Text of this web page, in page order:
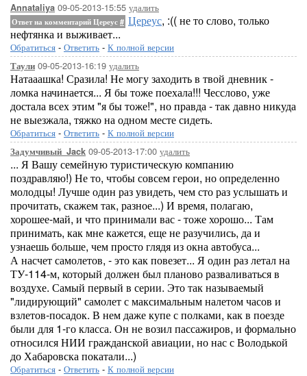
Annataliya 09-05-2013-15:55 удалить
Ответ на комментарий Цереус # Цереус, :(( не то слово, только
нефтянка и выживает...
Обратиться - Ответить - К полной версии
Таули 09-05-2013-16:19 удалить
Натааашка! Сразила! Не могу заходить в твой дневник -
ломка начинается... Я бы тоже поехала!!! Чесслово, уже
достала всех этим "я бы тоже!", но правда - так давно никуда
не выезжала, тяжко на одном месте сидеть.
Обратиться - Ответить - К полной версии
Задумчивый_Jack 09-05-2013-17:00 удалить
... Я Вашу семейную туристическую компанию
поздравляю!) Не то, чтобы совсем герои, но определенно
молодцы! Лучше один раз увидеть, чем сто раз услышать и
прочитать, скажем так, разное...) И время, полагаю,
хорошее-май, и что принимали вас - тоже хорошо... Там
принимать, как мне кажется, еще не разучились, да и
узнаешь больше, чем просто глядя из окна автобуса...
А насчет самолетов, - это как повезет... Я один раз летал на
ТУ-114-м, который должен был планово разваливаться в
воздухе. Самый первый в серии. Это так называемый
"лидирующий" самолет с максимальным налетом часов и
взлетов-посадок. В нем даже купе с полками, как в поезде
были для 1-го класса. Он не возил пассажиров, и формально
относился НИИ гражданской авиации, но нас с Володькой
до Хабаровска покатали...)
Обратиться - Ответить - К полной версии